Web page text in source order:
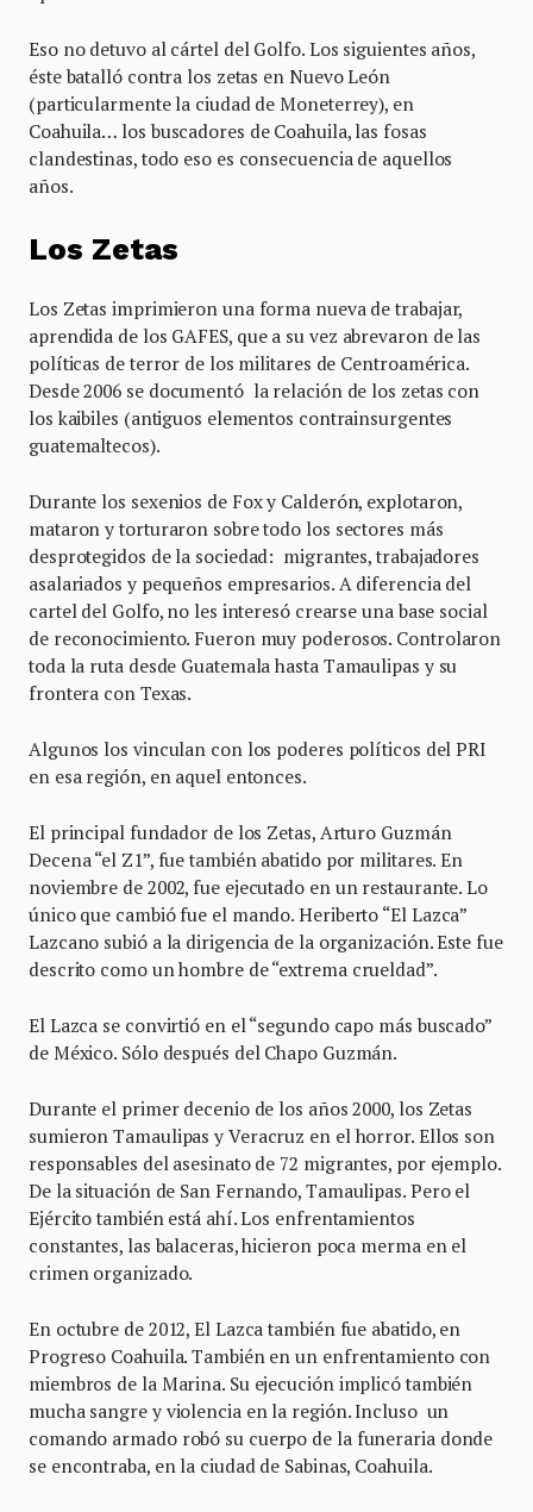
Eso no detuvo al cártel del Golfo. Los siguientes años,
éste batalló contra los zetas en Nuevo León
(particularmente la ciudad de Moneterrey), en
Coahuila… los buscadores de Coahuila, las fosas
clandestinas, todo eso es consecuencia de aquellos
años.
Los Zetas
Los Zetas imprimieron una forma nueva de trabajar,
aprendida de los GAFES, que a su vez abrevaron de las
políticas de terror de los militares de Centroamérica.
Desde 2006 se documentó la relación de los zetas con
los kaibiles (antiguos elementos contrainsurgentes
guatemaltecos).
Durante los sexenios de Fox y Calderón, explotaron,
mataron y torturaron sobre todo los sectores más
desprotegidos de la sociedad: migrantes, trabajadores
asalariados y pequeños empresarios. A diferencia del
cartel del Golfo, no les interesó crearse una base social
de reconocimiento. Fueron muy poderosos. Controlaron
toda la ruta desde Guatemala hasta Tamaulipas y su
frontera con Texas.
Algunos los vinculan con los poderes políticos del PRI
en esa región, en aquel entonces.
El principal fundador de los Zetas, Arturo Guzmán
Decena “el Z1”, fue también abatido por militares. En
noviembre de 2002, fue ejecutado en un restaurante. Lo
único que cambió fue el mando. Heriberto “El Lazca”
Lazcano subió a la dirigencia de la organización. Este fue
descrito como un hombre de “extrema crueldad”.
El Lazca se convirtió en el “segundo capo más buscado”
de México. Sólo después del Chapo Guzmán.
Durante el primer decenio de los años 2000, los Zetas
sumieron Tamaulipas y Veracruz en el horror. Ellos son
responsables del asesinato de 72 migrantes, por ejemplo.
De la situación de San Fernando, Tamaulipas. Pero el
Ejército también está ahí. Los enfrentamientos
constantes, las balaceras, hicieron poca merma en el
crimen organizado.
En octubre de 2012, El Lazca también fue abatido, en
Progreso Coahuila. También en un enfrentamiento con
miembros de la Marina. Su ejecución implicó también
mucha sangre y violencia en la región. Incluso un
comando armado robó su cuerpo de la funeraria donde
se encontraba, en la ciudad de Sabinas, Coahuila.